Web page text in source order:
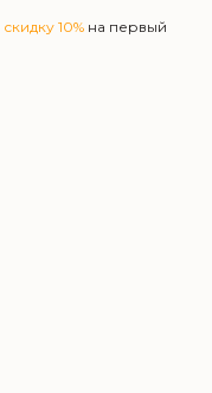
скидку 10% на первый